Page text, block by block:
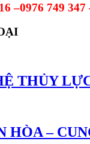
–0976 749 347
THỦY
HÒA –